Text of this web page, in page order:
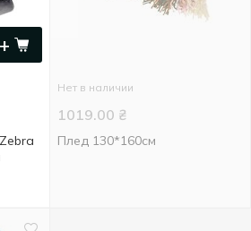
+
Нет в наличии
1019.00 ₴
Плед 130*160см